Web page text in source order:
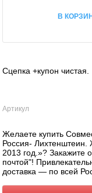
В
Сцепка +купон чистая.
Артикул
Желаете купить
Россия- Лихтенштеин.
2013 год.»? Закажите
почтой"!
доставка — по всей